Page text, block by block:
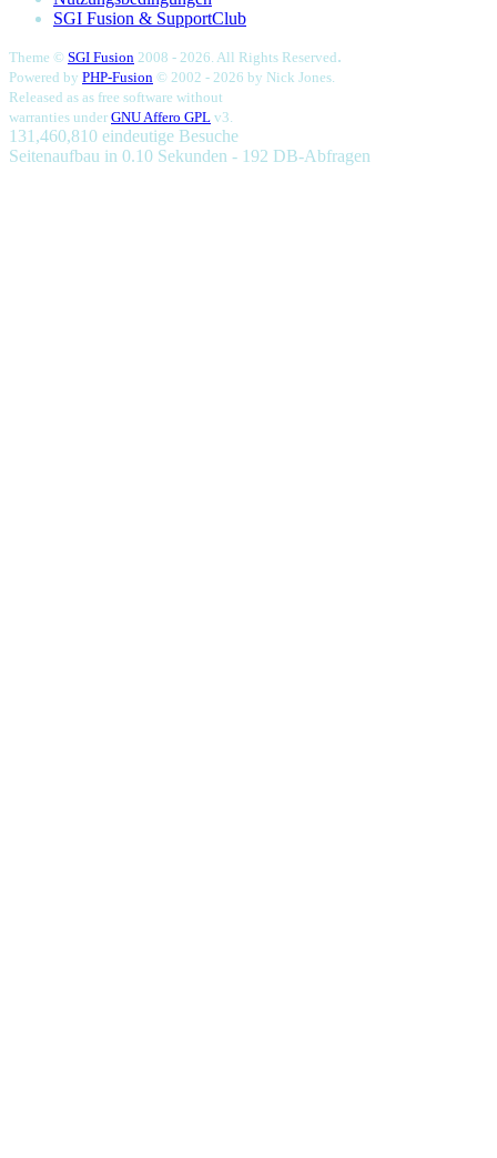
SGI Fusion & SupportClub
Theme © SGI Fusion 2008 - 2026. All Rights Reserved.
Powered by PHP-Fusion © 2002 - 2026 by Nick Jones.
Released as as free software without
warranties under GNU Affero GPL v3.
131,460,810 eindeutige Besuche
Seitenaufbau in 0.10 Sekunden - 192 DB-Abfragen